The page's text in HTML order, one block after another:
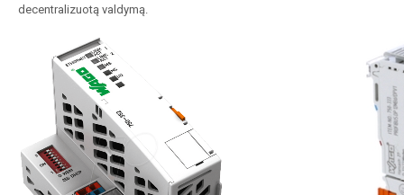
Specializuoti produktai
Programos
decentralizuotą valdymą.